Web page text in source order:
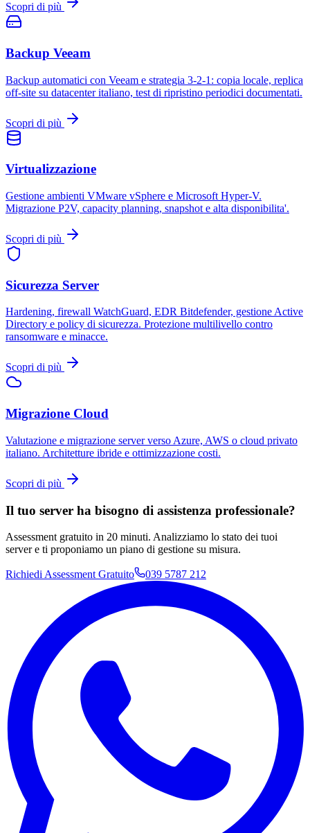
Scopri di più
Backup Veeam
Backup automatici con Veeam e strategia 3-2-1: copia locale, replica
off-site su datacenter italiano, test di ripristino periodici documentati.
Scopri di più
Virtualizzazione
Gestione ambienti VMware vSphere e Microsoft Hyper-V.
Migrazione P2V, capacity planning, snapshot e alta disponibilita'.
Scopri di più
Sicurezza Server
Hardening, firewall WatchGuard, EDR Bitdefender, gestione Active
Directory e policy di sicurezza. Protezione multilivello contro
ransomware e minacce.
Scopri di più
Migrazione Cloud
Valutazione e migrazione server verso Azure, AWS o cloud privato
italiano. Architetture ibride e ottimizzazione costi.
Scopri di più
Il tuo server ha bisogno di assistenza professionale?
Assessment gratuito in 20 minuti. Analizziamo lo stato dei tuoi
server e ti proponiamo un piano di gestione su misura.
Richiedi Assessment Gratuito 039 5787 212